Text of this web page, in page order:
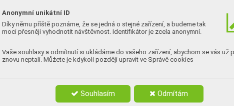
Anonymní unikátní ID
Díky němu příště poznáme, že se jedná o stejné zařízení, a budeme tak
moci přesněji vyhodnotit návštěvnost. Identifikátor je zcela anonymní.
Vaše souhlasy a odmítnutí si ukládáme do vašeho zařízení, abychom se vás už
znovu neptali. Můžete je kdykoli později upravit ve Správě cookies
Souhlasím Odmítám